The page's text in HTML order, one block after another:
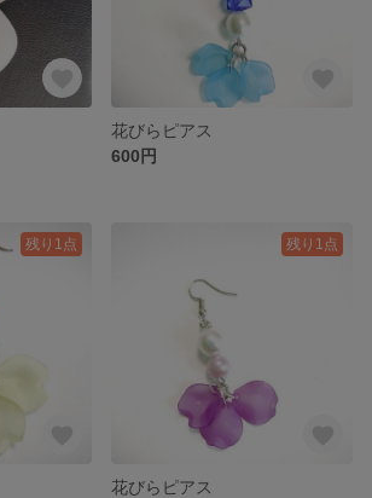
花びらピアス
600円
残り1点 残り1点
花びらピアス